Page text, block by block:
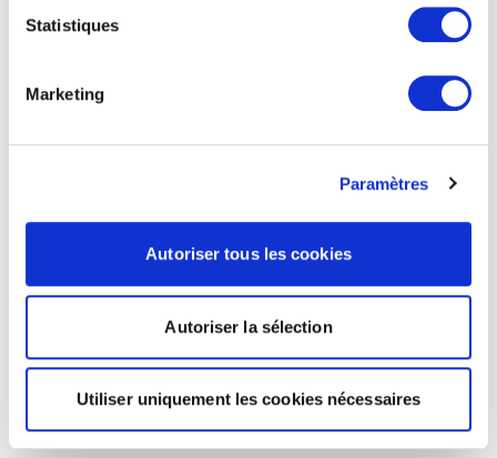
Statistiques
Marketing
Paramètres
Autoriser tous les cookies
Autoriser la sélection
Utiliser uniquement les cookies nécessaires